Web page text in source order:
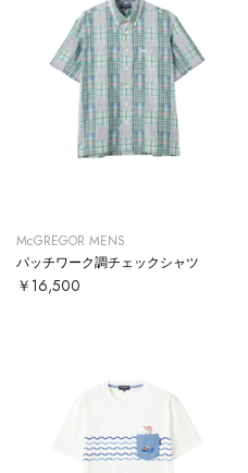
McGREGOR MENS
パッチワーク調チェックシャツ
￥16,500